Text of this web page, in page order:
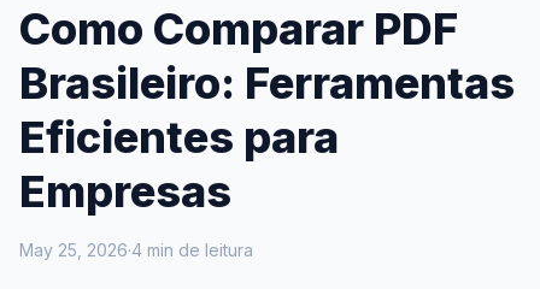
Como Comparar PDF
Brasileiro: Ferramentas
Eficientes para
Empresas
May 25, 2026·4 min de leitura